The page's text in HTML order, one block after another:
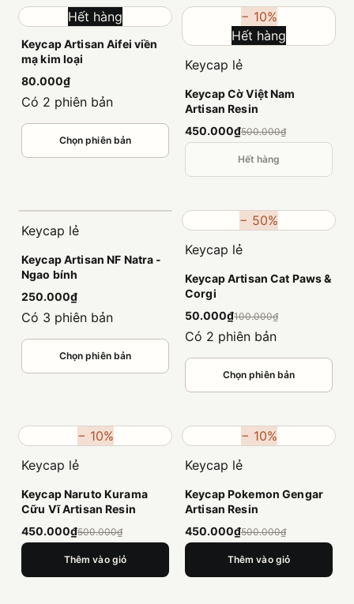
Hết hàng
Keycap Artisan Aifei viền
mạ kim loại
80.000₫
Có 2 phiên bản
Chọn phiên bản
− 10%
Hết hàng
Keycap lẻ
Keycap Cờ Việt Nam
Artisan Resin
450.000₫500.000₫
Hết hàng
Keycap lẻ
Keycap Artisan NF Natra -
Ngao bính
250.000₫
Có 3 phiên bản
Chọn phiên bản
− 50%
Keycap lẻ
Keycap Artisan Cat Paws &
Corgi
50.000₫100.000₫
Có 2 phiên bản
Chọn phiên bản
− 10%
Keycap lẻ
Keycap Naruto Kurama
Cữu Vĩ Artisan Resin
450.000₫500.000₫
Thêm vào giỏ
− 10%
Keycap lẻ
Keycap Pokemon Gengar
Artisan Resin
450.000₫500.000₫
Thêm vào giỏ